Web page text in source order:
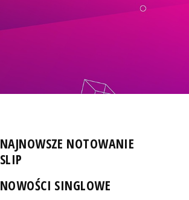
NAJNOWSZE NOTOWANIE
SLIP
NOWOŚCI SINGLOWE